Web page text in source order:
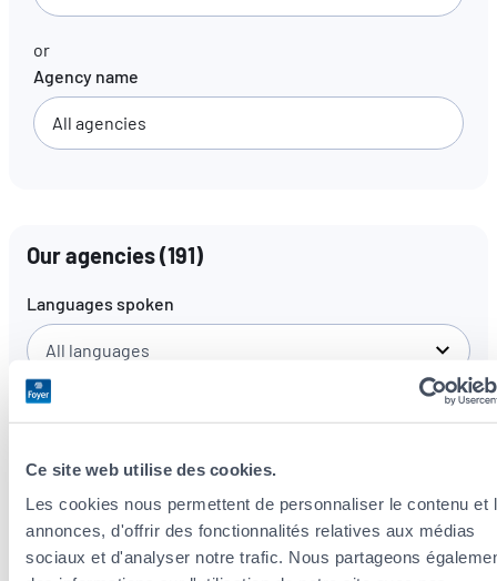
Ce site web utilise des cookies.
Les cookies nous permettent de personnaliser le contenu et
annonces, d'offrir des fonctionnalités relatives aux médias
sociaux et d'analyser notre trafic. Nous partageons
ENFRDE
or
Agency name
Our agencies(191)
Languages spoken
All languages